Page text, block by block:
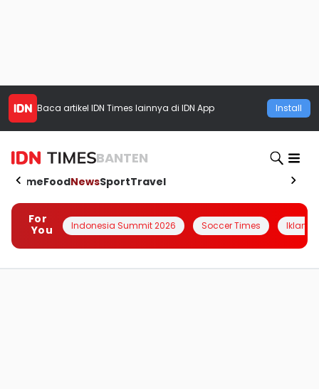
Baca artikel IDN Times lainnya di IDN App Install
BANTEN
HomeFoodNewsSportTravel
For
You
Indonesia Summit 2026 Soccer Times Iklanin